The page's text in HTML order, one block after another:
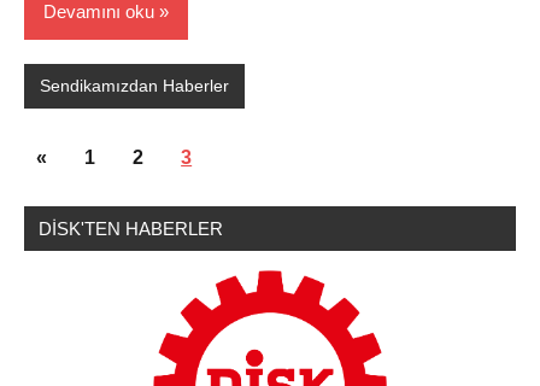
Devamını oku
Sendikamızdan Haberler
Yazı
«Önceki
1 2 3
DİSK'TEN HABERLER